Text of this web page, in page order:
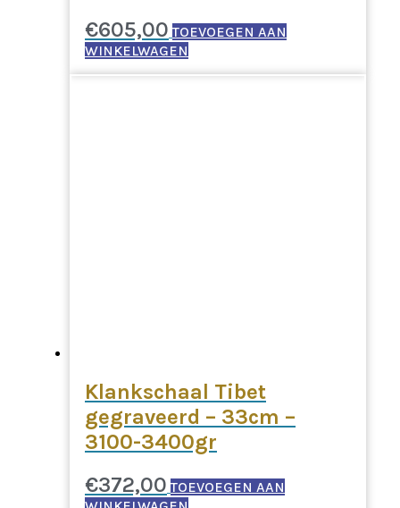
€605,00 TOEVOEGEN AAN
WINKELWAGEN
Klankschaal Tibet
gegraveerd – 33cm –
3100-3400gr
€372,00 TOEVOEGEN AAN